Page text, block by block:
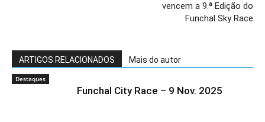
vencem a 9.ª Edição do
Funchal Sky Race
ARTIGOS RELACIONADOS Mais do autor
Destaques
Funchal City Race – 9 Nov. 2025